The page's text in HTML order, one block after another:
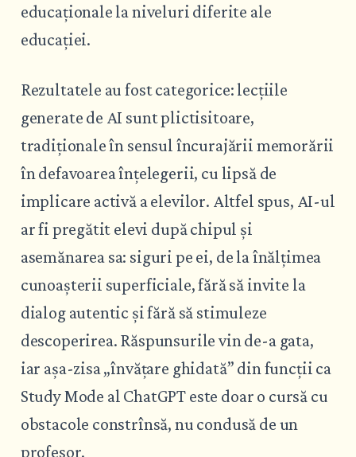
educaționale la niveluri diferite ale
educației.
Rezultatele au fost categorice: lecțiile
generate de AI sunt plictisitoare,
tradiționale în sensul încurajării memorării
în defavoarea înțelegerii, cu lipsă de
implicare activă a elevilor. Altfel spus, AI-ul
ar fi pregătit elevi după chipul și
asemănarea sa: siguri pe ei, de la înălțimea
cunoașterii superficiale, fără să invite la
dialog autentic și fără să stimuleze
descoperirea. Răspunsurile vin de-a gata,
iar așa-zisa „învățare ghidată” din funcții ca
Study Mode al ChatGPT este doar o cursă cu
obstacole constrînsă, nu condusă de un
profesor.